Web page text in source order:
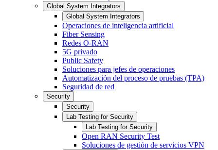
Global System Integrators
Global System Integrators
Operaciones de inteligencia artificial
Fiber Sensing
Redes O-RAN
5G privado
Public Safety
Soluciones para jefes de operaciones
Automatización del proceso de pruebas (TPA)
Seguridad de red
Security
Security
Lab Testing for Security
Lab Testing for Security
Open RAN Security Test
Soluciones de gestión de servicios VPN